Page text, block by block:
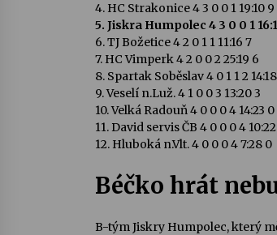
4. HC Strakonice 4 3 0 0 1 19:10 9
5. Jiskra Humpolec 4 3 0 0 1
6. TJ Božetice 4 2 0 1 1 11:16 7
7. HC Vimperk 4 2 0 0 2 25:19 6
8. Spartak Soběslav 4 0 1 1 2
9. Veselí n.Luž. 4 1 0 0 3 13:20 3
10. Velká Radouň 4 0 0 0 4 14:23 0
11. David servis ČB 4 0 0 0 4
12. Hluboká n.Vlt. 4 0 0 0 4 7:28 0
Béčko hrát
B-tým Jiskry Humpolec, který